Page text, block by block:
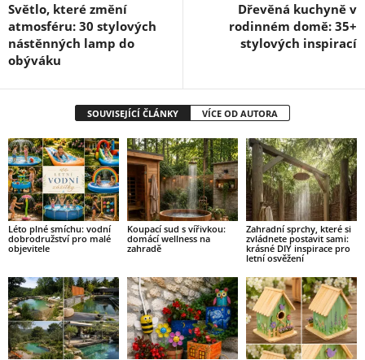
Světlo, které změní
atmosféru: 30 stylových
nástěnných lamp do
obýváku
Dřevěná kuchyně v
rodinném domě: 35+
stylových inspirací
SOUVISEJÍCÍ ČLÁNKY VÍCE OD AUTORA
Léto plné smíchu: vodní
dobrodružství pro malé
objevitele
Koupací sud s vířivkou:
domácí wellness na
zahradě
Zahradní sprchy, které si
zvládnete postavit sami:
krásné DIY inspirace pro
letní osvěžení